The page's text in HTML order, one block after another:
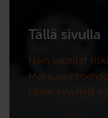
Tällä sivulla
Näin suoritat
Usein kysyttyjä